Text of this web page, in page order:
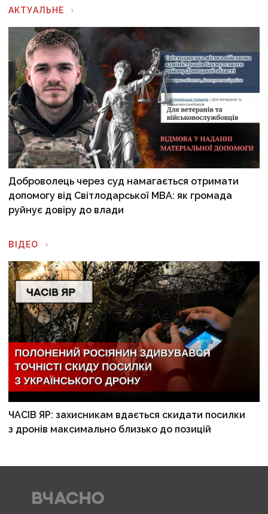
АКТУАЛЬНЕ
Доброволець через суд намагається отримати
допомогу від Світлодарської МВА: як громада
руйнує довіру до влади
ВІДЕО
ЧАСІВ ЯР: захисникам вдається скидати посилки
з дронів максимально близько до позицій